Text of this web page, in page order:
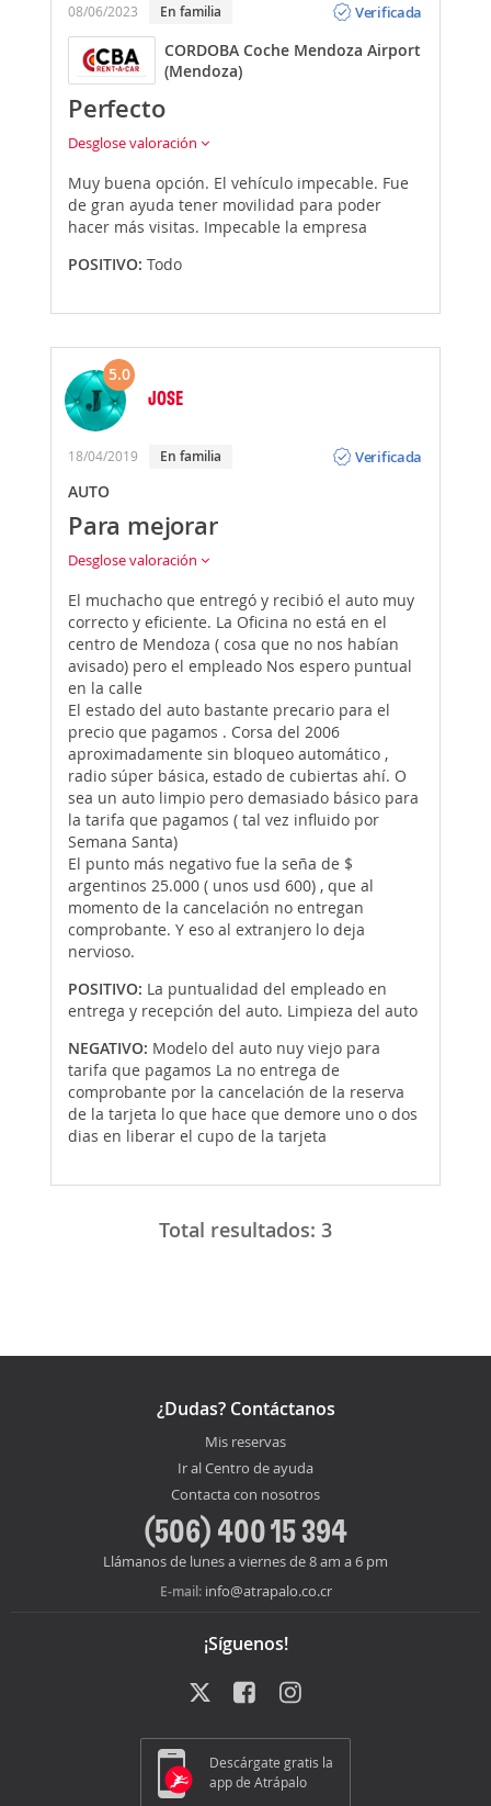
08/06/2023 En familia
Verificada
CORDOBA Coche Mendoza Airport
(Mendoza)
Perfecto
Desglose valoración
Muy buena opción. El vehículo impecable. Fue
de gran ayuda tener movilidad para poder
hacer más visitas. Impecable la empresa
POSITIVO: Todo
5.0
JOSE
18/04/2019 En familia
Verificada
AUTO
Para mejorar
Desglose valoración
El muchacho que entregó y recibió el auto muy
correcto y eficiente. La Oficina no está en el
centro de Mendoza ( cosa que no nos habían
avisado) pero el empleado Nos espero puntual
en la calle
El estado del auto bastante precario para el
precio que pagamos . Corsa del 2006
aproximadamente sin bloqueo automático ,
radio súper básica, estado de cubiertas ahí. O
sea un auto limpio pero demasiado básico para
la tarifa que pagamos ( tal vez influido por
Semana Santa)
El punto más negativo fue la seña de $
argentinos 25.000 ( unos usd 600) , que al
momento de la cancelación no entregan
comprobante. Y eso al extranjero lo deja
nervioso.
POSITIVO: La puntualidad del empleado en
entrega y recepción del auto. Limpieza del auto
NEGATIVO: Modelo del auto nuy viejo para
tarifa que pagamos La no entrega de
comprobante por la cancelación de la reserva
de la tarjeta lo que hace que demore uno o dos
dias en liberar el cupo de la tarjeta
Total resultados: 3
¿Dudas? Contáctanos
Mis reservas
Ir al Centro de ayuda
Contacta con nosotros
(506) 400 15 394
Llámanos de lunes a viernes de 8 am a 6 pm
E-mail: info@atrapalo.co.cr
¡Síguenos!
Descárgate gratis la
app de Atrápalo